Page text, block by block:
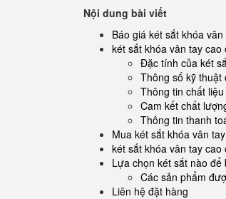
Nội dung bài viết
Báo giá két sắt khóa
két sắt khóa vân tay cao
Đặc tính của két
Thông số kỹ thuật
Thông tin chất
Cam kết chất
Thông tin thanh
Mua két sắt khóa vân
két sắt khóa vân tay
Lựa chọn két sắt nào để
Các sản phẩm
Liên hệ đặt hàng